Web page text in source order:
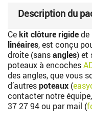
Description du
Cekit clôture rigidede
linéaires, est conçu
droite (sansangles) et
poteaux à encoches
des angles, que vous
d’autrespoteaux (
contacter notre
37 27 94ou par mail (